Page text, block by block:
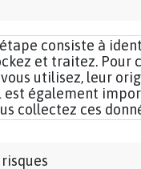
consiste à
et traitez. Pour
utilisez, leur
également
collectez ces